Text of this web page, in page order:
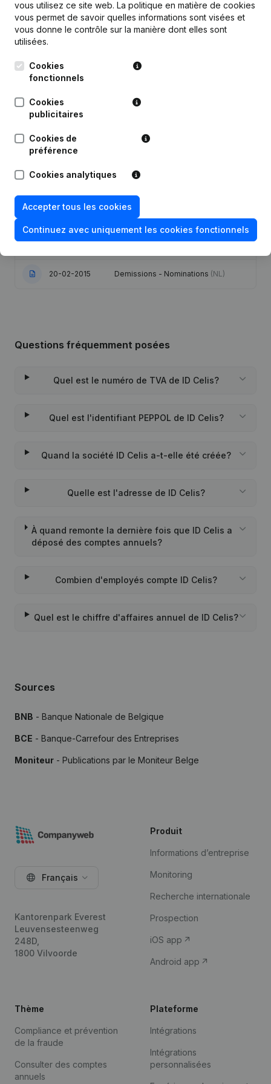
17-11-2025
Modification Forme Juridique -
Appellation - Siège Social - But -
Demissions - Nominations
17-09-2015 Demissions - Nominations(NL)
20-02-2015 Demissions - Nominations (NL)
Questions fréquemment posées
Quel est le numéro de TVA de ID Celis?
Quel est l'identifiant PEPPOL de ID Celis?
Quand la société ID Celis a-t-elle été créée?
Quelle est l'adresse de ID Celis?
À quand remonte la dernière fois que ID Celis a
déposé des comptes annuels?
Combien d'employés compte ID Celis?
Quel est le chiffre d'affaires annuel de ID Celis?
Sources
BNB - Banque Nationale de Belgique
BCE - Banque-Carrefour des Entreprises
Moniteur - Publications par le Moniteur Belge
vous utilisez ce site web. La politique en matière de cookies
vous permet de savoir quelles informations sont visées et
vous donne le contrôle sur la manière dont elles sont
utilisées.
Cookies
fonctionnels
Cookies
publicitaires
Cookies de
préférence
Cookies analytiques
Accepter tous les cookies
Continuez avec uniquement les cookies fonctionnels
Français
Kantorenpark Everest
Leuvensesteenweg
248D,
1800 Vilvoorde
Produit
Informations d’entreprise
Monitoring
Recherche internationale
Prospection
iOS app
Android app
Thème
Compliance et prévention
de la fraude
Consulter des comptes
annuels
Plateforme
Intégrations
Intégrations
personnalisées